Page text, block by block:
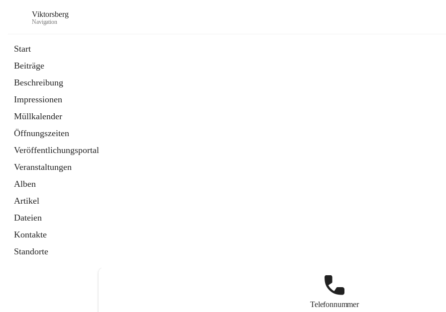
Viktorsberg
Navigation
Start
Beiträge
Beschreibung
Impressionen
Müllkalender
Öffnungszeiten
Veröffentlichungsportal
Veranstaltungen
Alben
Artikel
Dateien
Kontakte
Standorte
Telefonnummer